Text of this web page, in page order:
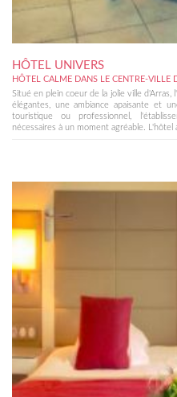
HÔTEL UNIVERS
HÔTEL CALME DANS LE CENTRE-
Situé en plein coeur de la jolie ville
élégantes, une ambiance apaisante et
touristique ou professionnel,
nécessaires à un moment agréable. L'hôtel